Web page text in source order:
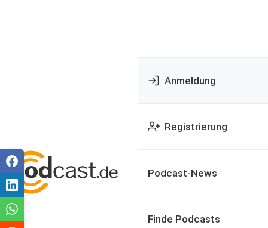
Anmeldung
Registrierung
Podcast-News
Finde Podcasts